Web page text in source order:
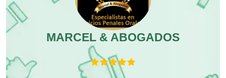
Compresores de aire
Computadoras
MARCEL & ABOGADOS